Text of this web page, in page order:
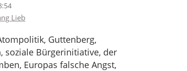
Lieb
Guttenberg,
soziale Bürgerinitiative, der
Europas falsche Angst,